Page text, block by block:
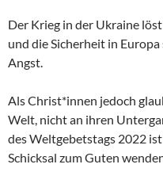
Der Krieg in der Ukraine
und die Sicherheit in
Angst.
Als Christ*innen jedoch
Welt, nicht an ihren
des Weltgebetstags 2022
Schicksal zum Guten